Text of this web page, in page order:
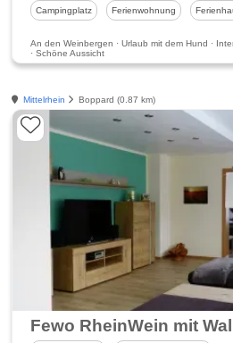
Campingplatz Ferienwohnung
An den Weinbergen · Urlaub mit dem Hund ·
· Schöne Aussicht
Mittelrhein Boppard (0.87 km)